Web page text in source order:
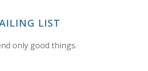
LIST
only good things.